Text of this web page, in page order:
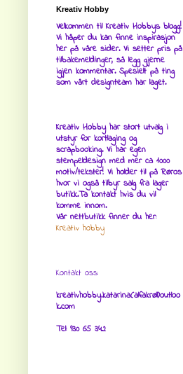
Kreativ Hobby
Velkommen til Kreativ Hobbys blogg!
Vi håper du kan finne inspirasjon
her på våre sider. Vi setter pris på
tilbakemeldinger, så legg gjerne
igjen kommentar. Spesielt på ting
som vårt designteam har laget.
Kreativ Hobby har stort utvalg i
utstyr for kortlaging og
scrapbooking. Vi har egen
stempeldesign med mer ca 1000
motiv/tekster! Vi holder til på Røros
hvor vi også tilbyr salg fra lager
butikk.Ta kontakt hvis du vil
komme innom.
Vår nettbutikk finner du her:
Kreativ hobby
Kontakt oss:
kreativhobby.katarina(alfakrøll)outloo
k.com
Tel: 930 65 342